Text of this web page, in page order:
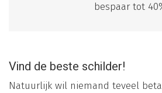
bespaar tot
Vind de beste schilder!
Natuurlijk wil niemand teveel